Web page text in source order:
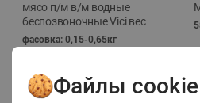
мясо п/м в/м водные
беспозвоночные Vici вес
фасовка: 0,15-0,65кг
Файлы cookie